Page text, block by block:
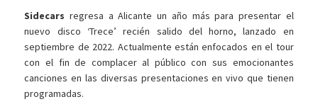
Sidecars regresa a Alicante un año más para presentar el
nuevo disco ‘Trece’ recién salido del horno, lanzado en
septiembre de 2022. Actualmente están enfocados en el tour
con el fin de complacer al público con sus emocionantes
canciones en las diversas presentaciones en vivo que tienen
programadas.